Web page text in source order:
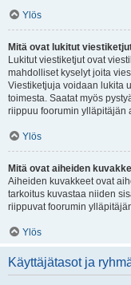
Ylös
Mitä ovat lukitut
Lukitut viestiketjut ovat
mahdolliset kyselyt joita
Viestiketjuja voidaan lukita
toimesta. Saatat myös
riippuu foorumin ylläpitäjän
Ylös
Mitä ovat aiheiden
Aiheiden kuvakkeet ovat
tarkoitus kuvastaa niiden
riippuvat foorumin
Ylös
Käyttäjätasot ja